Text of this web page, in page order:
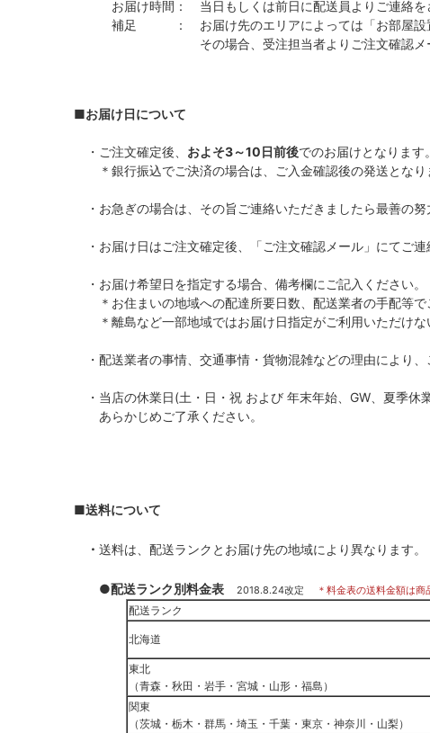
お届け時間： 当日もしくは前日に配送員よりご連絡を
補足 ： お届け先のエリアによっては「お部屋設置便
その場合、受注担当者よりご注文確認メールに
■お届け日について
・ご注文確定後、 およそ3～10日前後でのお届けとなります。
＊銀行振込でご決済の場合は、ご入金確認後の発送となり
・お急ぎの場合は、その旨ご連絡いただきましたら最善の努
・お届け日はご注文確定後、「ご注文確認メール」にてご連
・お届け希望日を指定する場合、備考欄にご記入ください。
＊お住まいの地域への配達所要日数、配送業者の手配等で
＊離島など一部地域ではお届け日指定がご利用いただけ
・配送業者の事情、交通事情・貨物混雑などの理由により、
・当店の休業日(土・日・祝 および 年末年始、GW、夏季休
あらかじめご了承ください。
■送料について
・ 送料は、配送ランクとお届け先の地域により異なります。
●配送ランク別料金表 2018.8.24改定 ＊料金表の送料金額は商
配送ランク
北海道
東北
（青森・秋田・岩手・宮城・山形・福島）
関東
（茨城・栃木・群馬・埼玉・千葉・東京・神奈川・山梨）